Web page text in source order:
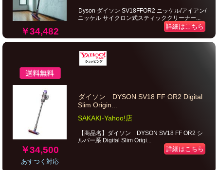
￥34,482
Dyson ダイソン SV18FFOR2 ニッケル/アイアン/
ニッケル サイクロン式スティッククリーナー...
詳細はこちら
￥34,500
あすつく対応
ダイソン DYSON SV18 FF OR2 Digital
Slim Origin...
SAKAKI-Yahoo!店
【商品名】ダイソン DYSON SV18 FF OR2 シ
ルバー系 Digital Slim Origi...
詳細はこちら